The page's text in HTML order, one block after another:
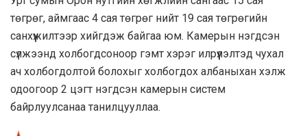
төгрөг, аймгаас 4 сая төгрөг нийт 19 сая төгрөгийн
санхүүжилтээр хийгдэж байгаа юм. Камерын нэгдсэн
сүлжээнд холбогдсоноор гэмт хэрэг илрүүлэлтэд чухал
ач холбогдолтой болохыг холбогдох албаныхан хэлж
одоогоор 2 цэгт нэгдсэн камерын систем
байрлуулсанаа танилцууллаа.